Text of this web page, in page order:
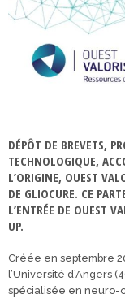
DÉPÔT DE BREVETS,
TECHNOLOGIQUE,
L’ORIGINE, OUEST
DE GLIOCURE. CE
L’ENTRÉE DE OUEST
UP.
Créée en septembre
l’Université d’Angers
spécialisée en neuro-